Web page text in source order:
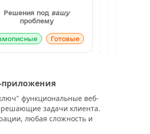
Решения под вашу
проблему
Готовые
приложения
функциональные веб-
задачи клиента.
любая сложность и